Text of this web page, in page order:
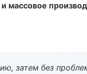
массовое
затем без